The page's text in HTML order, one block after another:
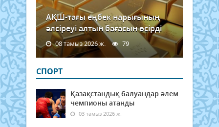
АҚШ-тағы еңбек нарығының
әлсіреуі алтын бағасын өсірді
08 тамыз 2026 ж. 79
СПОРТ
Қазақстандық балуандар әлем
чемпионы атанды
03 тамыз 2026 ж.